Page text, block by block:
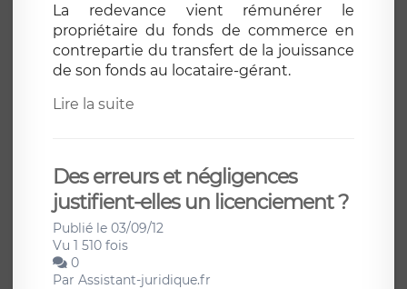
La redevance vient rémunérer le
propriétaire du fonds de commerce en
contrepartie du transfert de la jouissance
de son fonds au locataire-gérant.
Lire la suite
Des erreurs et négligences
justifient-elles un licenciement ?
Publié le 03/09/12
Vu 1 510 fois
0
Par Assistant-juridique.fr